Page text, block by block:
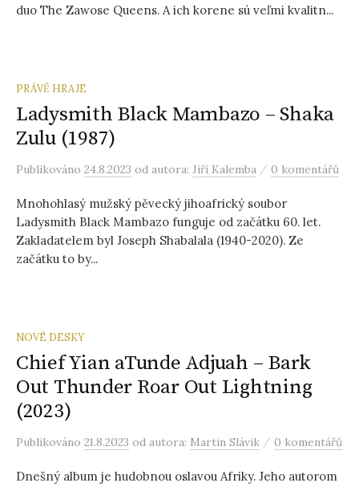
duo The Zawose Queens. A ich korene sú veľmi kvalitn...
PRÁVĚ HRAJE
Ladysmith Black Mambazo – Shaka
Zulu (1987)
Publikováno 24.8.2023 od autora: Jiří Kalemba / 0 komentářů
Mnohohlasý mužský pěvecký jihoafrický soubor
Ladysmith Black Mambazo funguje od začátku 60. let.
Zakladatelem byl Joseph Shabalala (1940-2020). Ze
začátku to by...
NOVÉ DESKY
Chief Yian aTunde Adjuah – Bark
Out Thunder Roar Out Lightning
(2023)
Publikováno 21.8.2023 od autora: Martin Slávik / 0 komentářů
Dnešný album je hudobnou oslavou Afriky. Jeho autorom